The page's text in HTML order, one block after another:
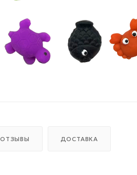
ОТЗЫВЫ ДОСТАВКА